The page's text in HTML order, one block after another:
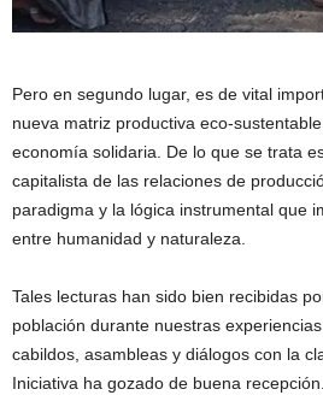
Pero en segundo lugar, es de vital
nueva matriz productiva eco-
economía solidaria. De lo que se trata
capitalista de las relaciones de
paradigma y la lógica instrumental que
entre humanidad y naturaleza.
Tales lecturas han sido bien recibidas
población durante nuestras
cabildos, asambleas y diálogos con la
Iniciativa ha gozado de buena